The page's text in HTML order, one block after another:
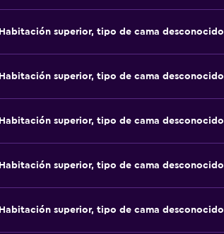
Habitación superior, tipo de cama desconocido
Habitación superior, tipo de cama desconocido
Habitación superior, tipo de cama desconocido
Habitación superior, tipo de cama desconocido
Habitación superior, tipo de cama desconocido